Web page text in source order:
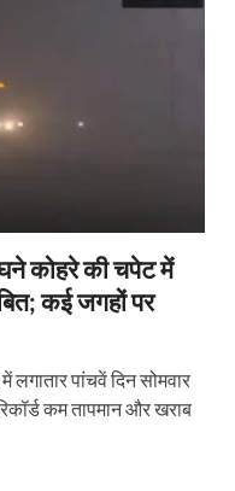
कोहरे की चपेट में
कई जगहों पर
पांचवें दिन सोमवार
कम तापमान और खराब